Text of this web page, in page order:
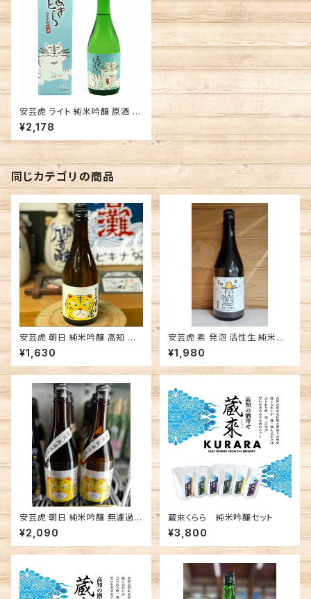
安芸虎 ライト 純米吟醸 原酒 高
知 有光酒造場 日本酒
¥2,178
同じカテゴリの商品
安芸虎 朝日 純米吟醸 高知 日
本酒 飲みやすい かわいいラベ
ル
¥1,630
安芸虎 素 発泡 活性生 純米吟
醸 高知 有光酒造場 日本酒
¥1,980
安芸虎 朝日 純米吟醸 無濾過生
原酒 春ラベル 高知 地酒 安芸
市
¥2,090
蔵來くらら 純米吟醸セット
¥3,800